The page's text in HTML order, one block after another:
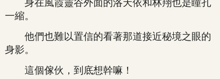
身在風霞靈谷外面的洛天依和林翔也是瞳孔
一縮。
他們也難以置信的看著那道接近秘境之眼的
身影。
這個傢伙，到底想幹嘛！